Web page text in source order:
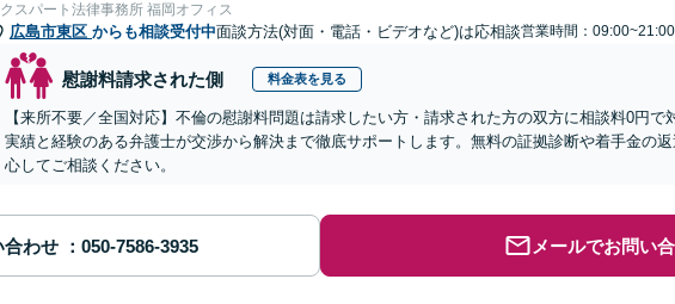
スパート法律事務所 福岡オフィス
広島市東区 からも相談受付中面談方法(対面・電話・ビデオなど)は応相談営業時間：09:00~21:00
慰謝料請求された側 料金表を見る
【来所不要／全国対応】不倫の慰謝料問題は請求したい方・請求された方の双方に相談料0円で
実績と経験のある弁護士が交渉から解決まで徹底サポートします。無料の証拠診断や着手金の
心してご相談ください。
合わせ メールでお問い